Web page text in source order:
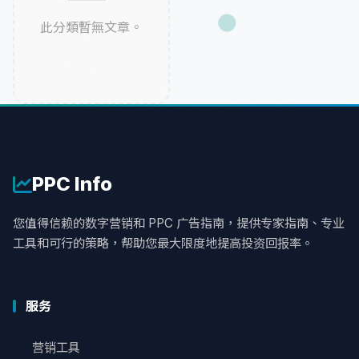
此分類暫無文章。
PPC Info
您值得信赖的数字营销和 PPC 广告指南，提供专家指南、专业
工具和可行的策略，帮助您最大限度地提高投资回报率。
服务
营销工具